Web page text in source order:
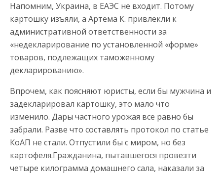
Напомним, Украина, в ЕАЭС не входит. Потому
картошку изъяли, а Артема К. привлекли к
административной ответственности за
«недекларирование по установленной «форме»
товаров, подлежащих таможенному
декларированию».
Впрочем, как поясняют юристы, если бы мужчина и
задекларировал картошку, это мало что
изменило. Дары частного урожая все равно бы
забрали. Разве что составлять протокол по статье
КоАП не стали. Отпустили бы с миром, но без
картофеля.Гражданина, пытавшегося провезти
четыре килограмма домашнего сала, наказали за